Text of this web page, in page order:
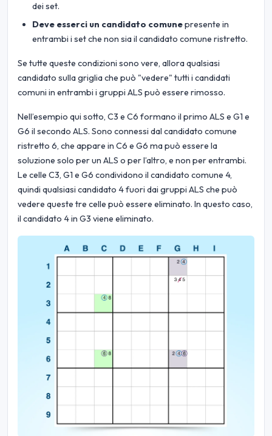
dei set.
Deve esserci un candidato comunepresente in
entrambi i set che non sia il candidato comune ristretto.
Se tutte queste condizioni sono vere, allora qualsiasi
candidato sulla griglia che può "vedere" tutti i candidati
comuni in entrambi i gruppi ALS può essere rimosso.
Nell’esempio qui sotto, C3 e C6 formano il primo ALS e G1 e
G6 il secondo ALS. Sono connessi dal candidato comune
ristretto 6, che appare in C6 e G6 ma può essere la
soluzione solo per un ALS o per l’altro, e non per entrambi.
Le celle C3, G1 e G6 condividono il candidato comune 4,
quindi qualsiasi candidato 4 fuori dai gruppi ALS che può
vedere queste tre celle può essere eliminato. In questo caso,
il candidato 4 in G3 viene eliminato.